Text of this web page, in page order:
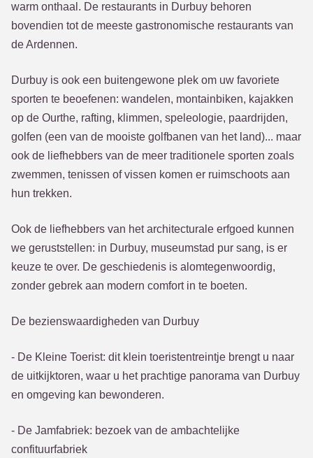
warm onthaal. De restaurants in Durbuy behoren
bovendien tot de meeste gastronomische restaurants van
de Ardennen.
Durbuy is ook een buitengewone plek om uw favoriete
sporten te beoefenen: wandelen, montainbiken, kajakken
op de Ourthe, rafting, klimmen, speleologie, paardrijden,
golfen (een van de mooiste golfbanen van het land)... maar
ook de liefhebbers van de meer traditionele sporten zoals
zwemmen, tenissen of vissen komen er ruimschoots aan
hun trekken.
Ook de liefhebbers van het architecturale erfgoed kunnen
we geruststellen: in Durbuy, museumstad pur sang, is er
keuze te over. De geschiedenis is alomtegenwoordig,
zonder gebrek aan modern comfort in te boeten.
De bezienswaardigheden van Durbuy
- De Kleine Toerist: dit klein toeristentreintje brengt u naar
de uitkijktoren, waar u het prachtige panorama van Durbuy
en omgeving kan bewonderen.
- De Jamfabriek: bezoek van de ambachtelijke
confituurfabriek